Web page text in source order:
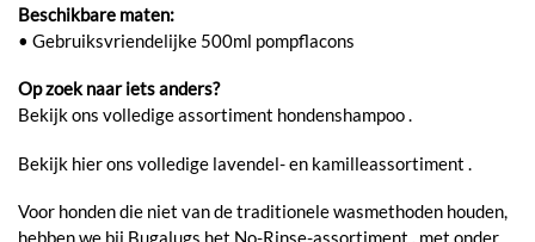
Beschikbare maten:
• Gebruiksvriendelijke 500ml pompflacons
Op zoek naar iets anders?
Bekijk ons ​​volledige assortiment hondenshampoo .
Bekijk hier ons volledige lavendel- en kamilleassortiment .
Voor honden die niet van de traditionele wasmethoden houden,